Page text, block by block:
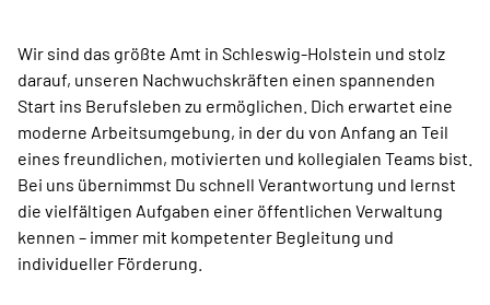
Wir sind das größte Amt in Schleswig-Holstein und stolz
darauf, unseren Nachwuchskräften einen spannenden
Start ins Berufsleben zu ermöglichen. Dich erwartet eine
moderne Arbeitsumgebung, in der du von Anfang an Teil
eines freundlichen, motivierten und kollegialen Teams bist.
Bei uns übernimmst Du schnell Verantwortung und lernst
die vielfältigen Aufgaben einer öffentlichen Verwaltung
kennen – immer mit kompetenter Begleitung und
individueller Förderung.